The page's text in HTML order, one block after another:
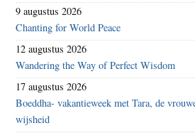
9 augustus 2026
Chanting for World Peace
12 augustus 2026
Wandering the Way of Perfect Wisdom
17 augustus 2026
Boeddha- vakantieweek met Tara, de
wijsheid